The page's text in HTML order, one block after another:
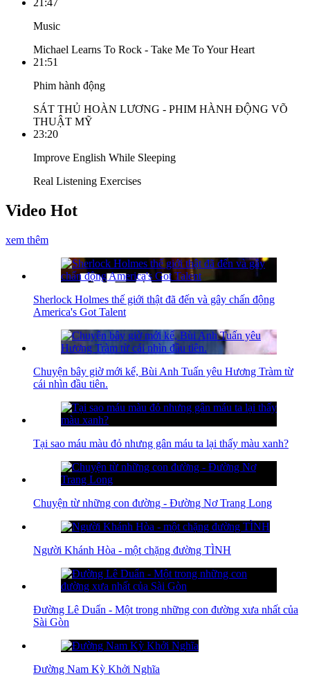
21:47
Music
Michael Learns To Rock - Take Me To Your Heart
21:51
Phim hành động
SÁT THỦ HOÀN LƯƠNG - PHIM HÀNH ĐỘNG VÕ
THUẬT MỸ
23:20
Improve English While Sleeping
Real Listening Exercises
Video Hot
xem thêm
Sherlock Holmes thế giới thật đã đến và gây chấn động
America's Got Talent
Chuyện bây giờ mới kể, Bùi Anh Tuấn yêu Hương Tràm từ
cái nhìn đầu tiên.
Tại sao máu màu đỏ nhưng gân máu ta lại thấy màu xanh?
Chuyện từ những con đường - Đường Nơ Trang Long
Người Khánh Hòa - một chặng đường TÌNH
Đường Lê Duẩn - Một trong những con đường xưa nhất của
Sài Gòn
Đường Nam Kỳ Khởi Nghĩa